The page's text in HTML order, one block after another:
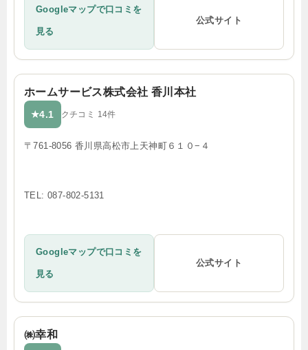
Googleマップで口コミを
見る
公式サイト
ホームサービス株式会社 香川本社
★4.1 クチコミ 14件
〒761-8056 香川県高松市上天神町６１０−４
TEL: 087-802-5131
Googleマップで口コミを
見る
公式サイト
㈱幸和